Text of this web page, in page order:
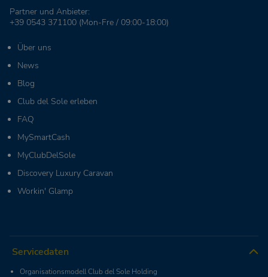
Partner und Anbieter:
+39 0543 371100 (Mon-Fre / 09:00-18:00)
Über uns
News
Blog
Club del Sole erleben
FAQ
MySmartCash
MyClubDelSole
Discovery Luxury Caravan
Workin' Glamp
Servicedaten
Organisationsmodell Club del Sole Holding